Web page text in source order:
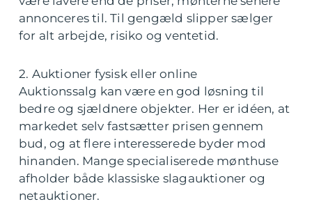
annonceres til. Til gengæld slipper sælger
for alt arbejde, risiko og ventetid.
2. Auktioner fysisk eller online
Auktionssalg kan være en god løsning til
bedre og sjældnere objekter. Her er idéen, at
markedet selv fastsætter prisen gennem
bud, og at flere interesserede byder mod
hinanden. Mange specialiserede mønthuse
afholder både klassiske slagauktioner og
netauktioner.